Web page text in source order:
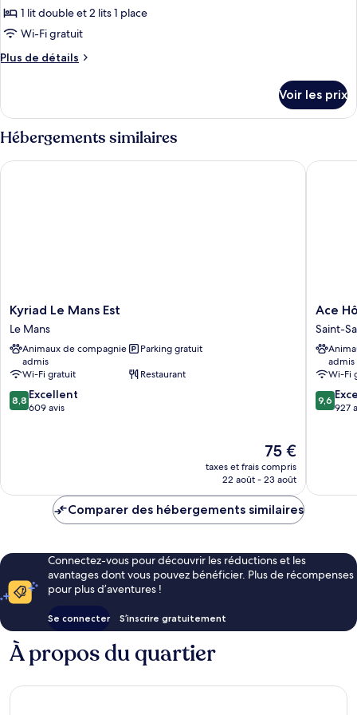
place
Standard,
lits
une
place
photos
pour
ce
chambre :
Chambre
Standard,
plusieurs
1 lit double et 2 lits 1 place
Wi-Fi gratuit
Plus de détails
Plus
le
type
de
chambre
Chambre
Voir les prix
Hébergements similaires
Kyriad
Le
Mans
Est
Mans
Kyriad Le Mans Est
Le Mans
Animaux de compagnie
admis
Parking gratuit
Wi-Fi gratuit
Restaurant
8.8
sur
8,8 Excellent
609 avis
Le
nouveau
prix
de
75 €
taxes et frais compris
22 août - 23 août
Kyriad Le Mans Est
Ace
Hôtel
Le
Mans
Saint-
Saturnin
Ace
Saint-
admis
Wi-Fi
9.6
sur
9,6
927
Ace
Comparer des hébergements similaires
Connectez-vous pour découvrir les réductions et les
avantages dont vous pouvez bénéficier. Plus de récompenses
pour plus d’aventures !
Se connecter S’inscrire gratuitement
À propos du quartier